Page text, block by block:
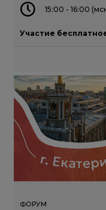
15:00 - 16:00
Участие
ФОРУМ